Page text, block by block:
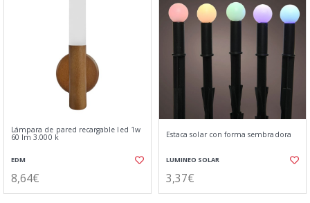
Lámpara de pared recargable led 1w
60 lm 3.000 k
EDM
8,64€
Estaca solar con forma sembradora
LUMINEO SOLAR
3,37€